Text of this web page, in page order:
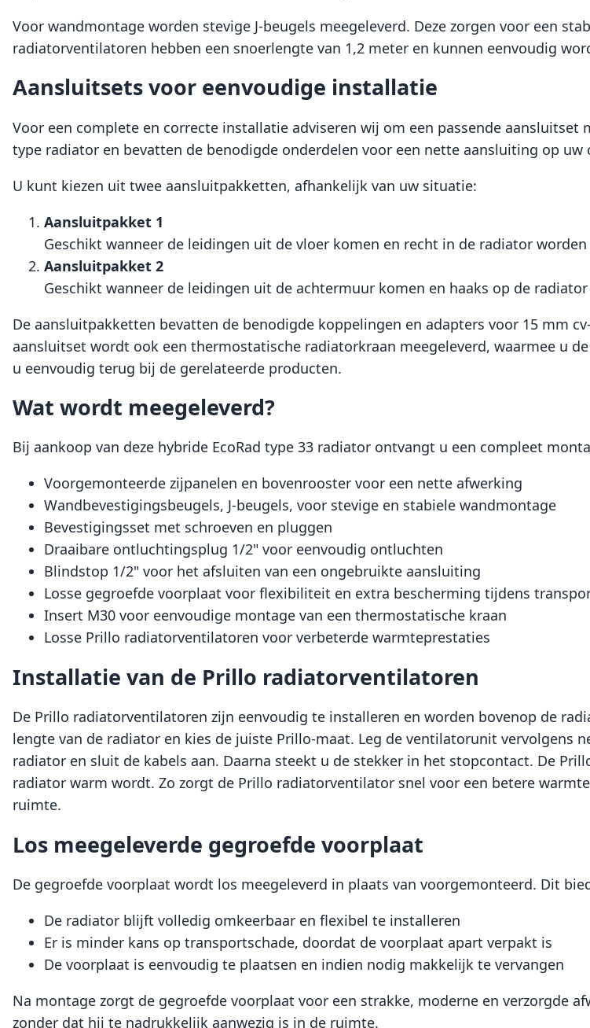
Voor wandmontage worden stevige J-beugels meegeleverd. Deze zorgen voor een
radiatorventilatoren hebben een snoerlengte van 1,2 meter en kunnen eenvoudig
Aansluitsets voor eenvoudige installatie
Voor een complete en correcte installatie adviseren wij om een passende
type radiator en bevatten de benodigde onderdelen voor een nette aansluiting op uw
U kunt kiezen uit twee aansluitpakketten, afhankelijk van uw situatie:
Aansluitpakket 1
Geschikt wanneer de leidingen uit de vloer komen en recht in de radiator
Aansluitpakket 2
Geschikt wanneer de leidingen uit de achtermuur komen en haaks op de
De aansluitpakketten bevatten de benodigde koppelingen en adapters voor 15 mm
aansluitset wordt ook een thermostatische radiatorkraan meegeleverd, waarmee u
u eenvoudig terug bij de gerelateerde producten.
Wat wordt meegeleverd?
Bij aankoop van deze hybride EcoRad type 33 radiator ontvangt u een compleet
Voorgemonteerde zijpanelen en bovenrooster voor een nette afwerking
Wandbevestigingsbeugels, J-beugels, voor stevige en stabiele wandmontage
Bevestigingsset met schroeven en pluggen
Draaibare ontluchtingsplug 1/2" voor eenvoudig ontluchten
Blindstop 1/2" voor het afsluiten van een ongebruikte aansluiting
Losse gegroefde voorplaat voor flexibiliteit en extra bescherming tijdens
Insert M30 voor eenvoudige montage van een thermostatische kraan
Losse Prillo radiatorventilatoren voor verbeterde warmteprestaties
Installatie van de Prillo radiatorventilatoren
De Prillo radiatorventilatoren zijn eenvoudig te installeren en worden bovenop de
lengte van de radiator en kies de juiste Prillo-maat. Leg de ventilatorunit vervolgens
radiator en sluit de kabels aan. Daarna steekt u de stekker in het stopcontact. De
radiator warm wordt. Zo zorgt de Prillo radiatorventilator snel voor een betere
ruimte.
Los meegeleverde gegroefde voorplaat
De gegroefde voorplaat wordt los meegeleverd in plaats van voorgemonteerd. Dit
De radiator blijft volledig omkeerbaar en flexibel te installeren
Er is minder kans op transportschade, doordat de voorplaat apart verpakt is
De voorplaat is eenvoudig te plaatsen en indien nodig makkelijk te vervangen
Na montage zorgt de gegroefde voorplaat voor een strakke, moderne en verzorgde
zonder dat hij te nadrukkelijk aanwezig is in de ruimte.